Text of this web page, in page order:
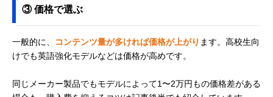
③ 価格で選ぶ
一般的に、 コンテンツ量が多ければ価格が上がり ます。高校生向
けでも英語強化モデルなどは価格が高めです。
同じメーカー製品でもモデルによって1〜2万円もの価格差がある